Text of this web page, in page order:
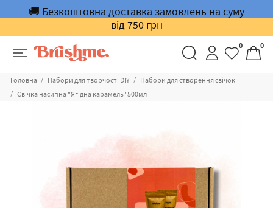
🚚 Безкоштовна доставка замовлень на суму
від 750 грн
0 0
Головна Набори для творчості DIY
Набори для створення свічок
Свічка насипна "Ягідна карамель" 500мл